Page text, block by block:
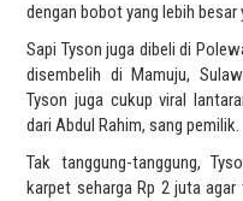
dengan bobot yang lebih
Sapi Tyson juga dibeli di
disembelih di Mamuju,
Tyson juga cukup viral
dari Abdul Rahim, sang pemilik.
Tak tanggung-tanggung,
karpet seharga Rp 2 juta